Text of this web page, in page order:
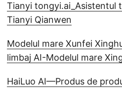
Tianyi tongyi.ai_Asistentul
Tianyi Qianwen
Modelul mare Xunfei
limbaj AI-Modelul mare
HaiLuo AI—Produs de